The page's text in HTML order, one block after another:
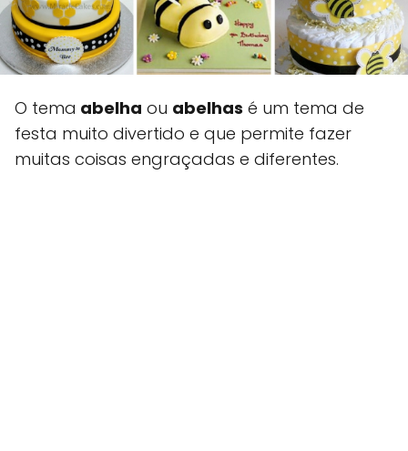
O tema abelha ou abelhas é um tema de
festa muito divertido e que permite fazer
muitas coisas engraçadas e diferentes.